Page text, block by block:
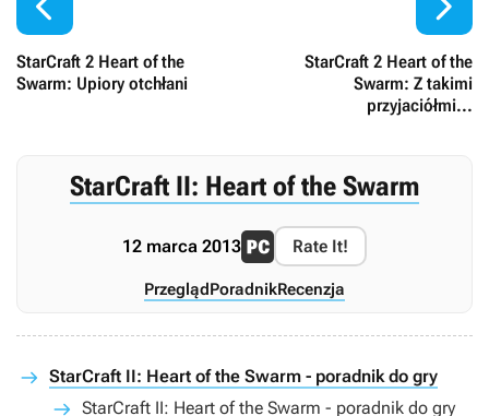
StarCraft 2 Heart of the
Swarm: Upiory otchłani
StarCraft 2 Heart of the
Swarm: Z takimi
przyjaciółmi...
StarCraft II: Heart of the Swarm
12 marca 2013 Rate It!
PrzeglądPoradnikRecenzja
StarCraft II: Heart of the Swarm - poradnik do gry
StarCraft II: Heart of the Swarm - poradnik do gry